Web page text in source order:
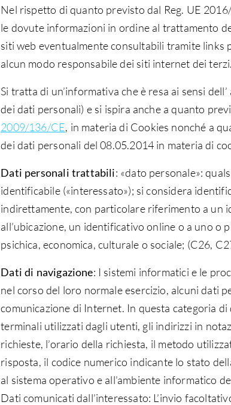
Nel rispetto di quanto previsto dal Reg. UE
le dovute informazioni in ordine al trattamento
siti web eventualmente consultabili tramite
alcun modo responsabile dei siti internet dei terzi.
Si tratta di un’informativa che è resa ai sensi
dei dati personali) e si ispira anche a quanto
2009/136/CE, in materia di Cookies nonché a
dei dati personali del 08.05.2014 in materia di
Dati personali trattabili: «dato personale»:
identificabile («interessato»); si considera
indirettamente, con particolare riferimento a un
all’ubicazione, un identificativo online o a uno o
psichica, economica, culturale o sociale; (C26,
Dati di navigazione: I sistemi informatici e le
nel corso del loro normale esercizio, alcuni dati
comunicazione di Internet. In questa categoria
terminali utilizzati dagli utenti, gli indirizzi in
richieste, l’orario della richiesta, il metodo
risposta, il codice numerico indicante lo stato
al sistema operativo e all’ambiente informatico
Dati comunicati dall’interessato: L’invio